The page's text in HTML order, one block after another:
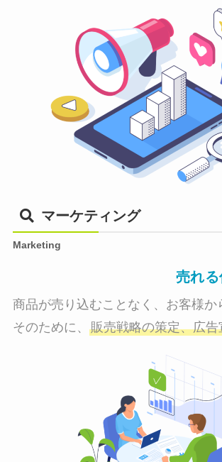
マーケティング
Marketing
売れる
商品が売り込むことなく、お客様
そのために、 販売戦略の策定、広